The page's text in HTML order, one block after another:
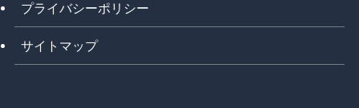
プライバシーポリシー
サイトマップ